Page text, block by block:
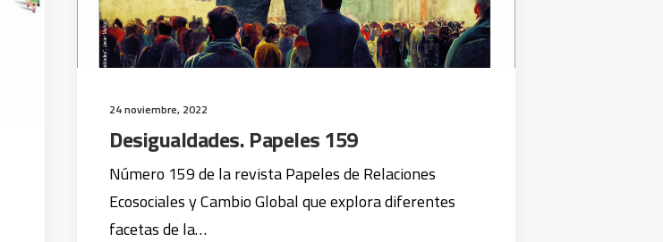
24 noviembre, 2022
Desigualdades. Papeles 159
Número 159 de la revista Papeles de Relaciones
Ecosociales y Cambio Global que explora diferentes
facetas de la…